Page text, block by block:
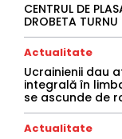
CENTRUL DE
DROBETA TURNU
Actualitate
Ucrainienii dau
integrală în
se ascunde de
Actualitate